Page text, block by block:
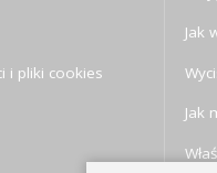
i pliki cookies
Jak
Jak